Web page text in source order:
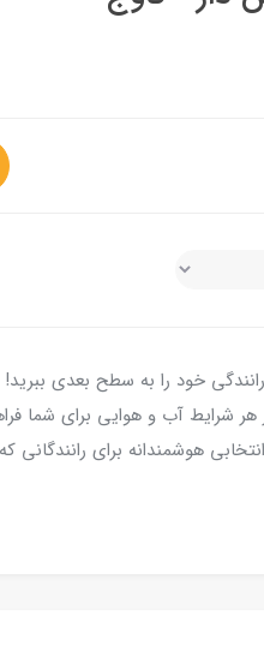
دار، تجربه رانندگی خود را به سطح
شرایط آب و هوایی برای شما
هوشمندانه برای رانندگانی